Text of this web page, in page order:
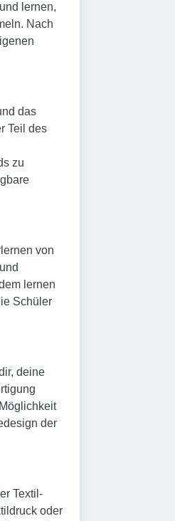
lernen,
Nach
das
Teil des
zu
von
lernen
Schüler
deine
der
Textil-
oder